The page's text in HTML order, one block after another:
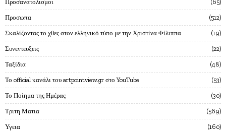
Προσανατολισμοι 65
Προσωπα 512
Σκαλίζοντας το χθες στον ελληνικό τύπο με την Χριστίνα Φίλιππα 19
Συνεντευξεις 22
Ταξίδια 48
Το official κανάλι του artpointview.gr στο YouTube 53
Το Ποίημα της Ημέρας 30
Τριτη Ματια 569
Υγεια 160